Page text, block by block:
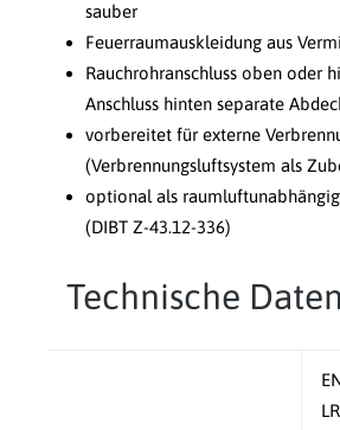
sauber
Feuerraumauskleidung aus
Rauchrohranschluss oben oder
Anschluss hinten separate
vorbereitet für externe
(Verbrennungsluftsystem als
optional als
(DIBT Z-43.12-336)
Technische Daten